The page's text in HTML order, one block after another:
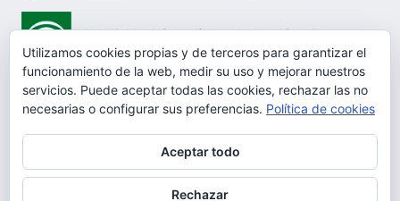
Aviso Legal
Utilizamos cookies propias y de terceros para garantizar el
funcionamiento de la web, medir su uso y mejorar nuestros
servicios. Puede aceptar todas las cookies, rechazar las no
necesarias o configurar sus preferencias. Política de cookies
Aceptar todo
Rechazar